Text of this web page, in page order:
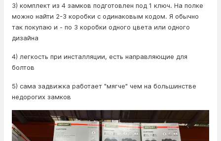
3) комплект из 4 замков подготовлен под 1 ключ. На полке
можно найти 2-3 коробки с одинаковым кодом. Я обычно
так покупаю и - по 3 коробки одного цвета или одного
дизайна
4) легкость при инсталляции, есть направляющие для
болтов
5) сама задвижка работает "мягче" чем на большинстве
недорогих замков